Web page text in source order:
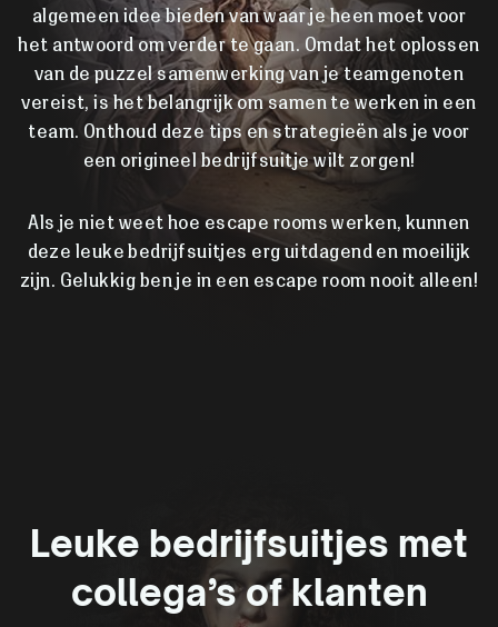
algemeen idee bieden van waar je heen moet voor
het antwoord om verder te gaan. Omdat het oplossen
van de puzzel samenwerking van je teamgenoten
vereist, is het belangrijk om samen te werken in een
team. Onthoud deze tips en strategieën als je voor
een origineel bedrijfsuitje wilt zorgen!
Als je niet weet hoe escape rooms werken, kunnen
deze leuke bedrijfsuitjes erg uitdagend en moeilijk
zijn. Gelukkig ben je in een escape room nooit alleen!
Leuke bedrijfsuitjes met
collega’s of klanten